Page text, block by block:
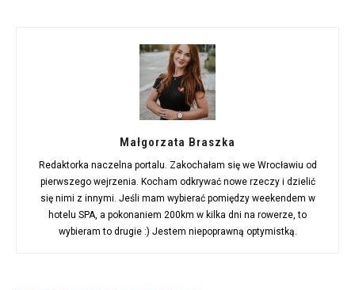
Małgorzata Braszka
Redaktorka naczelna portalu. Zakochałam się we Wrocławiu od
pierwszego wejrzenia. Kocham odkrywać nowe rzeczy i dzielić
się nimi z innymi. Jeśli mam wybierać pomiędzy weekendem w
hotelu SPA, a pokonaniem 200km w kilka dni na rowerze, to
wybieram to drugie :) Jestem niepoprawną optymistką.